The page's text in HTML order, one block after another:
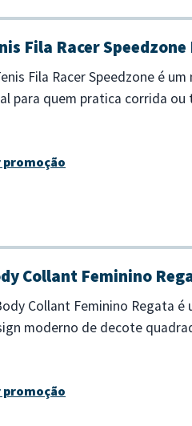
Fila Racer
Fila Racer Speedzone é
para quem pratica corrida
promoção
Collant Feminino
Collant Feminino Regata
moderno de decote
promoção